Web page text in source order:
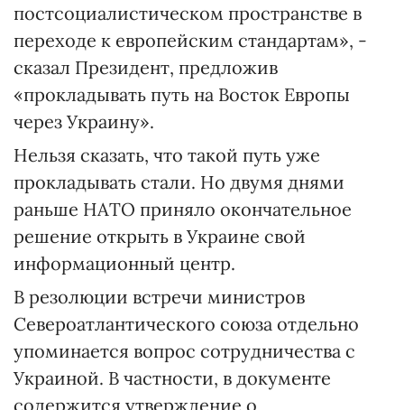
постсоциалистическом пространстве в
переходе к европейским стандартам», -
сказал Президент, предложив
«прокладывать путь на Восток Европы
через Украину».
Нельзя сказать, что такой путь уже
прокладывать стали. Но двумя днями
раньше НАТО приняло окончательное
решение открыть в Украине свой
информационный центр.
В резолюции встречи министров
Североатлантического союза отдельно
упоминается вопрос сотрудничества с
Украиной. В частности, в документе
содержится утверждение о